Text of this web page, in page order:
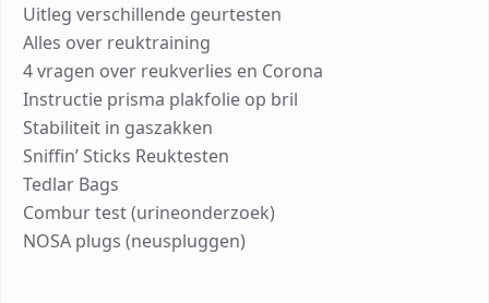
Uitleg verschillende geurtesten
Alles over reuktraining
4 vragen over reukverlies en Corona
Instructie prisma plakfolie op bril
Stabiliteit in gaszakken
Sniffin’ Sticks Reuktesten
Tedlar Bags
Combur test (urineonderzoek)
NOSA plugs (neuspluggen)